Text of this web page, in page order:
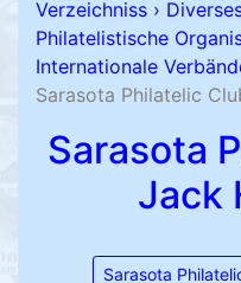
Verzeichniss ›
Philatelistische
Internationale
Sarasota Philatelic
Sarasota
Jack
Sarasota